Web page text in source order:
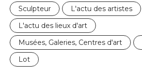
J'accepte lestermes et conditions
* Champ obligatoire
Prénom
Statut / Organisation
Sculpteur
L'actu des artistes
L'actu des lieux d'art
Musées, Galeries, Centres d'art
Lot